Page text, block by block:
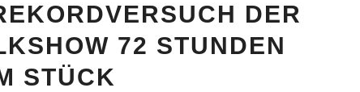
DER
72 STUNDEN
STÜCK